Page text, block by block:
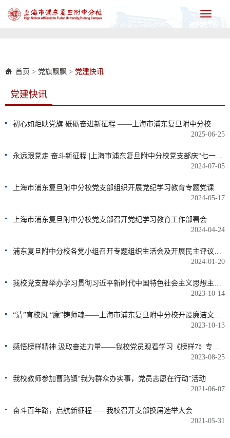
Toggle
首页 > 党旗飘飘 > 党建快讯
党建快讯
初心如炬映党旗 砥砺奋进新征程 ——上海市浦东复旦附中分校党支部举行七一庆祝活动
2025-06-25
永远跟党走 奋斗新征程 |上海市浦东复旦附中分校党支部庆“七一”主题党日活动
2024-07-05
上海市浦东复旦附中分校党支部组织开展党纪学习教育专题党课
2024-05-17
上海市浦东复旦附中分校党支部召开党纪学习教育工作部署会
2024-04-24
浦东复旦附中分校各党小组召开专题组织生活会及开展民主评议党员工作
2024-01-20
我校党支部举办学习贯彻习近平新时代中国特色社会主义思想主题教育专题党课
2023-10-14
“清”育校风 “廉”铸师魂——上海市浦东复旦附中分校开设廉洁文化专题党课
2023-10-13
感悟榜样精神 汲取奋进力量——我校党员观看学习《榜样7》专题节目
2023-08-25
我校教师参加曹路镇“我为群众办实事，党员志愿在行动”活动
2021-06-07
奋斗百年路，启航新征程——我校召开支部换届选举大会
2021-05-31